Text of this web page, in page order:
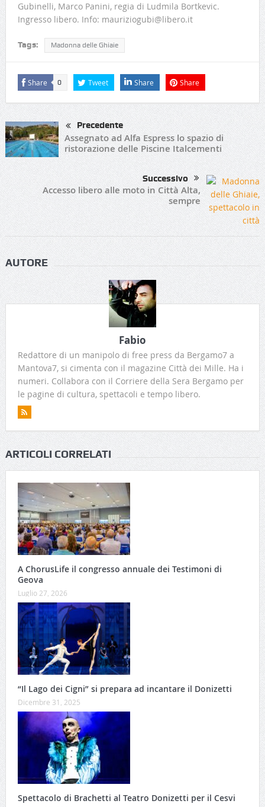
Gubinelli, Marco Panini, regia di Ludmila Bortkevic.
Ingresso libero. Info: mauriziogubi@libero.it
Tags: Madonna delle Ghiaie
Share 0 Tweet Share Share
Precedente
Assegnato ad Alfa Espress lo spazio di
ristorazione delle Piscine Italcementi
Successivo
Accesso libero alle moto in Città Alta,
sempre
AUTORE
Fabio
Redattore di un manipolo di free press da Bergamo7 a
Mantova7, si cimenta con il magazine Città dei Mille. Ha i
numeri. Collabora con il Corriere della Sera Bergamo per
le pagine di cultura, spettacoli e tempo libero.
ARTICOLI CORRELATI
A ChorusLife il congresso annuale dei Testimoni di
Geova
Luglio 27, 2026
“Il Lago dei Cigni” si prepara ad incantare il Donizetti
Dicembre 31, 2025
Spettacolo di Brachetti al Teatro Donizetti per il Cesvi